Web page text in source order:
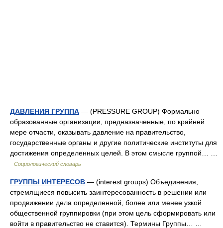
ДАВЛЕНИЯ ГРУППА — (PRESSURE GROUP) Формально
образованные организации, предназначенные, по крайней
мере отчасти, оказывать давление на правительство,
государственные органы и другие политические институты для
достижения определенных целей. В этом смысле группой… …
Социологический словарь
ГРУППЫ ИНТЕРЕСОВ — (interest groups) Объединения,
стремящиеся повысить заинтересованность в решении или
продвижении дела определенной, более или менее узкой
общественной группировки (при этом цель сформировать или
войти в правительство не ставится). Термины Группы… …